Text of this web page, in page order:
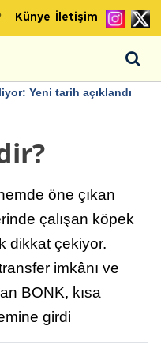
Künye İletişim
Yeni tarih açıklandı
öne çıkan
çalışan köpek
dikkat çekiyor.
imkânı ve
BONK, kısa
girdi